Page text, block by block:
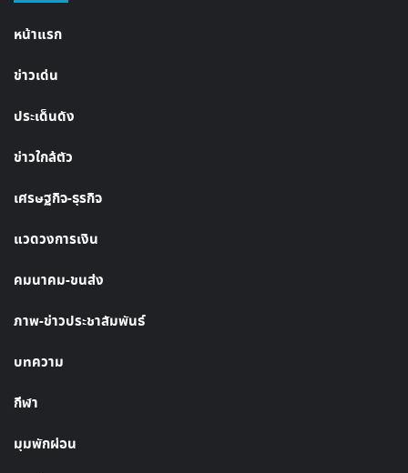
หน้าแรก
ข่าวเด่น
ประเด็นดัง
ข่าวใกล้ตัว
เศรษฐกิจ-ธุรกิจ
แวดวงการเงิน
คมนาคม-ขนส่ง
ภาพ-ข่าวประชาสัมพันธ์
บทความ
กีฬา
มุมพักผ่อน